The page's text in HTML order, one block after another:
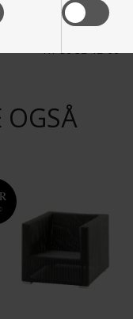
Kunde service
Tlf 86 32 12 66
OGSÅ